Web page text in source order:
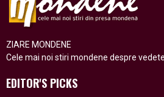
ZIARE MONDENE
Cele mai noi stiri mondene despre
EDITOR'S PICKS